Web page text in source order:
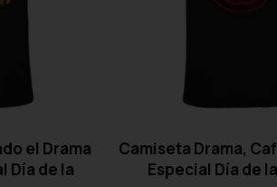
el Drama
Día de la
Camiseta Drama,
Especial Día de